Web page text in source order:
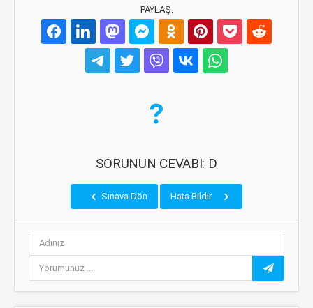
PAYLAŞ:
SORUNUN CEVABI: D
Sınava Dön Hata Bildir